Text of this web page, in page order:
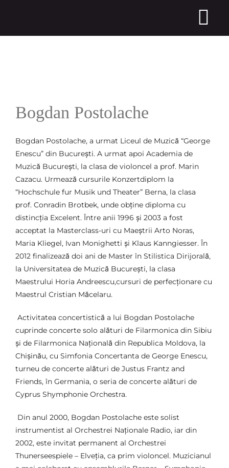
EVENTS
CALL FOR SCORES
MASTERCLASSES
SUPPORT US
CONTACT
Larger
Image
Bogdan Postolache
Bogdan Postolache, a urmat Liceul de Muzică “George
Enescu” din București. A urmat apoi Academia de
Muzică București, la clasa de violoncel a prof. Marin
Cazacu. Urmează cursurile Konzertdiplom la
“Hochschule fur Musik und Theater” Berna, la clasa
prof. Conradin Brotbek, unde obține diploma cu
distincția Excelent. Între anii 1996 și 2003 a fost
acceptat la Masterclass-uri cu Maeștrii Arto Noras,
Maria Kliegel, Ivan Monighetti și Klaus Kanngiesser. În
2012 finalizează doi ani de Master în Stilistica Dirijorală,
la Universitatea de Muzică București, la clasa
Maestrului Horia Andreescu,cursuri de perfecționare cu
Maestrul Cristian Măcelaru.
Activitatea concertistică a lui Bogdan Postolache
cuprinde concerte solo alături de Filarmonica din Sibiu
și de Filarmonica Națională din Republica Moldova, la
Chișinău, cu Simfonia Concertanta de George Enescu,
turneu de concerte alături de Justus Frantz and
Friends, în Germania, o seria de concerte alături de
Cyprus Shymphonie Orchestra.
Din anul 2000, Bogdan Postolache este solist
instrumentist al Orchestrei Naționale Radio, iar din
2002, este invitat permanent al Orchestrei
Thunerseespiele – Elveția, ca prim violoncel. Muzicianul